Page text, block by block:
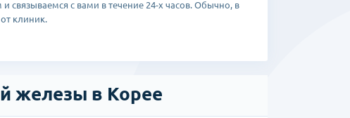
связываемся с вами в течение 24-х часов. Обычно, в
клиник.
железы в Корее